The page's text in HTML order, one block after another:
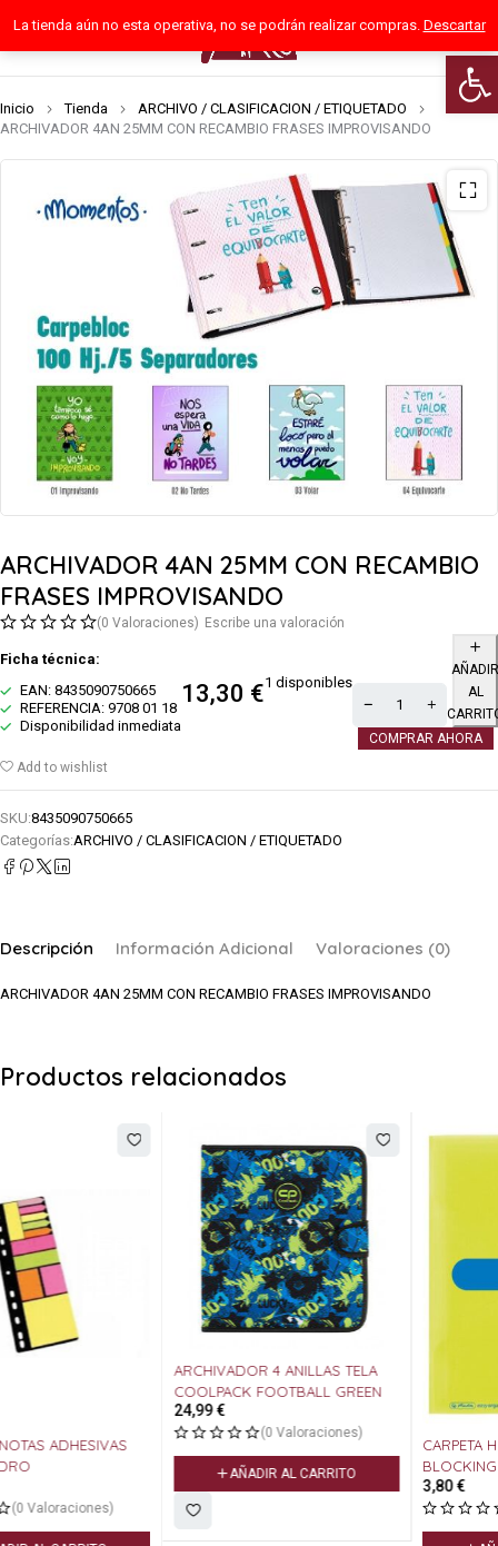
La tienda aún no esta operativa, no se podrán realizar compras. Descartar
0
Inicio Tienda
ARCHIVO / CLASIFICACION / ETIQUETADO
ARCHIVADOR 4AN 25MM CON RECAMBIO FRASES IMPROVISANDO
ARCHIVADOR 4AN 25MM CON RECAMBIO
FRASES IMPROVISANDO
(0 Valoraciones) Escribe una valoración
Ficha técnica:
EAN: 8435090750665
REFERENCIA: 9708 01 18
Disponibilidad inmediata
13,30 €1 disponibles
AÑADIR
AL
COMPRAR AHORA
Add to wishlist
SKU:8435090750665
Categorías:ARCHIVO / CLASIFICACION / ETIQUETADO
Descripción Información Adicional Valoraciones (0)
ARCHIVADOR 4AN 25MM CON RECAMBIO FRASES IMPROVISANDO
Productos relacionados
ARCHIVADOR 4 ANILLAS TELA
COOLPACK FOOTBALL GREEN
(0 Valoraciones)
CARPETA HERLITZ A4 SOLAPAS
BLOCKING VERDE LIMA
(0 Valoraciones)